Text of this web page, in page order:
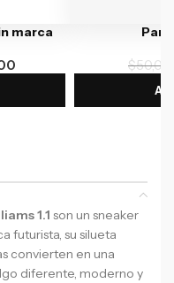
marca
Par
$
1.1 son un sneaker
futurista, su silueta
convierten en una
diferente, moderno y